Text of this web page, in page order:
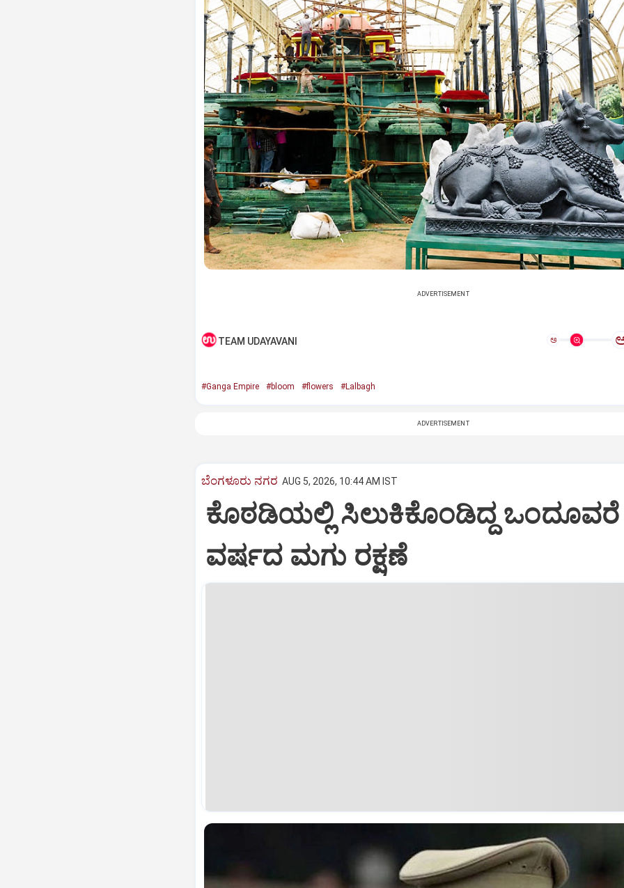
ADVERTISEMENT
TEAM UDAYAVANI ಅ
#Ganga Empire #bloom #flowers #Lalbagh
ADVERTISEMENT
ಬೆಂಗಳೂರು ನಗರ AUG 5, 2026, 10:44 AM IST
ಕೊಠಡಿಯಲ್ಲಿ ಸಿಲುಕಿಕೊಂಡಿದ್ದ ಒಂದೂವರೆ
ವರ್ಷದ ಮಗು ರಕ್ಷಣೆ